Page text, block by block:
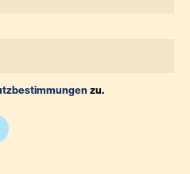
zu.